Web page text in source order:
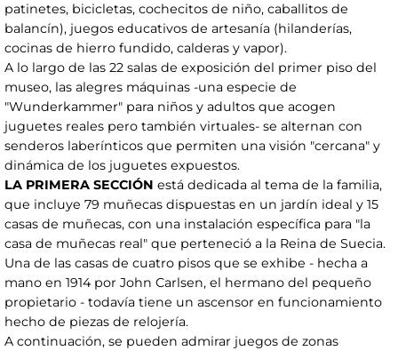
patinetes, bicicletas, cochecitos de niño, caballitos de
balancín), juegos educativos de artesanía (hilanderías,
cocinas de hierro fundido, calderas y vapor).
A lo largo de las 22 salas de exposición del primer piso del
museo, las alegres máquinas -una especie de
"Wunderkammer" para niños y adultos que acogen
juguetes reales pero también virtuales- se alternan con
senderos laberínticos que permiten una visión "cercana" y
dinámica de los juguetes expuestos.
LA PRIMERA SECCIÓN está dedicada al tema de la familia,
que incluye 79 muñecas dispuestas en un jardín ideal y 15
casas de muñecas, con una instalación específica para "la
casa de muñecas real" que perteneció a la Reina de Suecia.
Una de las casas de cuatro pisos que se exhibe - hecha a
mano en 1914 por John Carlsen, el hermano del pequeño
propietario - todavía tiene un ascensor en funcionamiento
hecho de piezas de relojería.
A continuación, se pueden admirar juegos de zonas